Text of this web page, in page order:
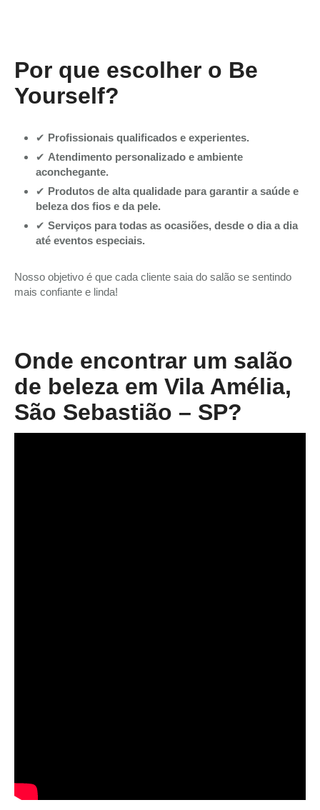
Por que escolher o Be
Yourself?
✔ Profissionais qualificados e experientes.
✔ Atendimento personalizado e ambiente
aconchegante.
✔ Produtos de alta qualidade para garantir a saúde e
beleza dos fios e da pele.
✔ Serviços para todas as ocasiões, desde o dia a dia
até eventos especiais.
Nosso objetivo é que cada cliente saia do salão se sentindo
mais confiante e linda!
Onde encontrar um salão
de beleza em Vila Amélia,
São Sebastião – SP?